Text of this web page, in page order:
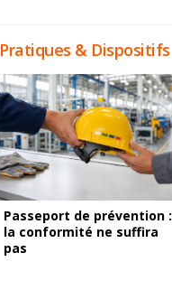
Pratiques & Dispositifs
Passeport de prévention :
la conformité ne suffira
pas